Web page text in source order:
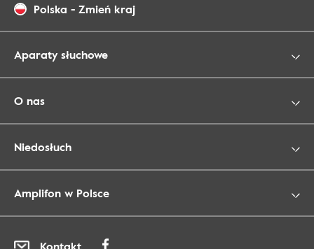
Polska - Zmień kraj
Aparaty słuchowe
O nas
Niedosłuch
Amplifon w Polsce